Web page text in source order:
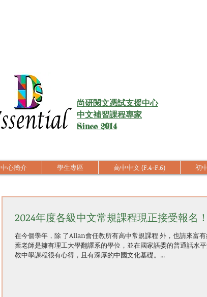
尚研閱文憑試支援中心
中文補習課程專家
Since 2014
中心簡介 學生專區 高中中文 (F.4-F.6) 初
2024年度各級中文常規課程現正接受報名
在今個學年，除 了Allan會任教所有高中常規課程 外，也請來富
葉老師是擁有理工大學翻譯系的學位，並在國家語委的普通話水
教中學課程很有心得，且有深厚的中國文化基礎。...